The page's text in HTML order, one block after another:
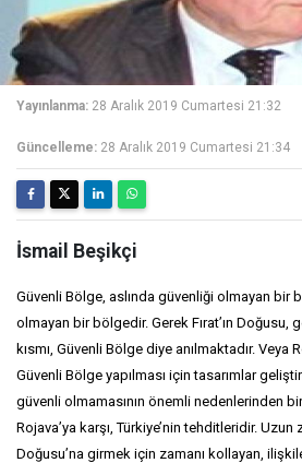
Yayınlanma: 28 Aralık 2019 Cumartesi 21:32
Güncelleme: 28 Aralık 2019 Cumartesi 21:34
İsmail Beşikçi
Güvenli Bölge, aslında güvenliği olmayan bir
olmayan bir bölgedir. Gerek Fırat’ın Doğusu,
kısmı, Güvenli Bölge diye anılmaktadır. Veya
Güvenli Bölge yapılması için tasarımlar
güvenli olmamasının önemli nedenlerinden
Rojava’ya karşı, Türkiye’nin tehditleridir. Uzun
Doğusu’na girmek için zamanı kollayan,